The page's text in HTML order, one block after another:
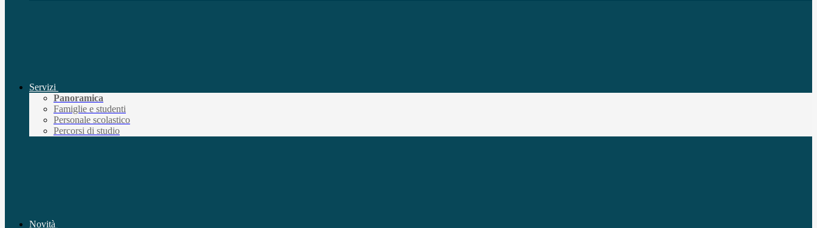
Servizi
Panoramica
Famiglie e studenti
Personale scolastico
Percorsi di studio
Novità